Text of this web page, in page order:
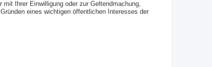
Ihrer Einwilligung oder zur Geltendmachung,
eines wichtigen öffentlichen Interesses der